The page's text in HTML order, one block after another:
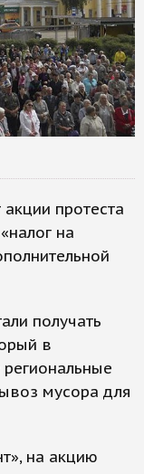
протеста
на
получать
в
мусора для
на акцию